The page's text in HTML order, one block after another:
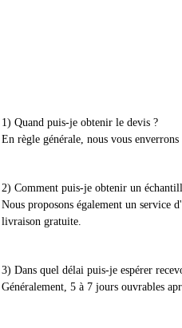
1) Quand puis-je obtenir le devis ?
En règle générale, nous vous
2) Comment puis-je obtenir un
Nous proposons également un service
livraison gratuite.
3) Dans quel délai puis-je espérer
Généralement, 5 à 7 jours ouvrables